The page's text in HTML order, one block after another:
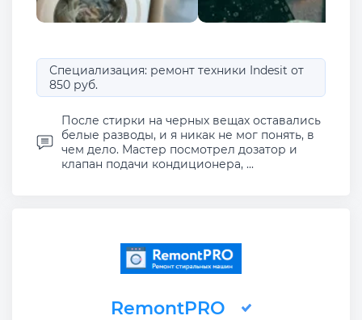
Специализация: ремонт техники Indesit от
850 руб.
После стирки на черных вещах оставались
белые разводы, и я никак не мог понять, в
чем дело. Мастер посмотрел дозатор и
клапан подачи кондиционера, ...
RemontPRO